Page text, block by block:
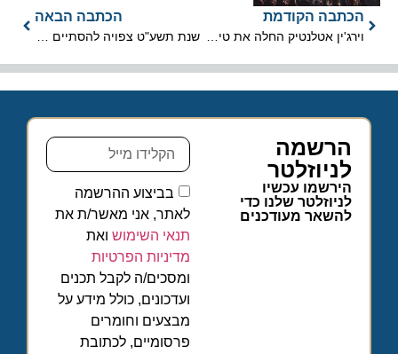
הכתבה הקודמת
וירג'ין אטלנטיק החלה את טיסותיה לנתב"ג
הכתבה הבאה
שנת תשע"ט צפויה להסתיים בשיא כל הזמנים עם 4.6 מיליון כניסות תיירים
הרשמה
לניוזלטר
הירשמו עכשיו
לניוזלטר שלנו כדי
להשאר מעודכנים
בביצוע ההרשמה
לאתר, אני מאשר/ת את
תנאי השימושואת
מדיניות הפרטיות
ומסכים/ה לקבל תכנים
ועדכונים, כולל מידע על
מבצעים וחומרים
פרסומיים, לכתובת